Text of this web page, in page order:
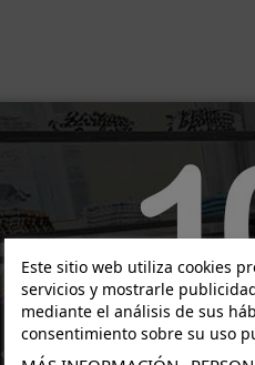
-30,00 €
Este sitio web utiliza cookies
servicios y mostrarle
mediante el análisis de sus
consentimiento sobre su uso